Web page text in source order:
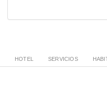
HOTEL SERVICIOS